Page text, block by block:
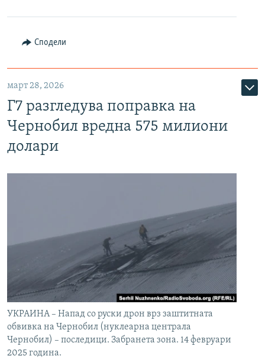
Сподели
март 28, 2026
Г7 разгледува поправка на
Чернобил вредна 575 милиони
долари
УКРАИНА – Напад со руски дрон врз заштитната
обвивка на Чернобил (нуклеарна централа
Чернобил) – последици. Забранета зона. 14 февруари
2025 година.